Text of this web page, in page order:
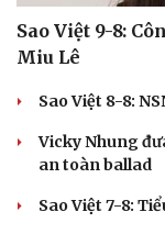
Sao Việt 9-8:
Miu Lê
Sao Việt 8-8:
Vicky Nhung
an toàn ballad
Sao Việt 7-8: